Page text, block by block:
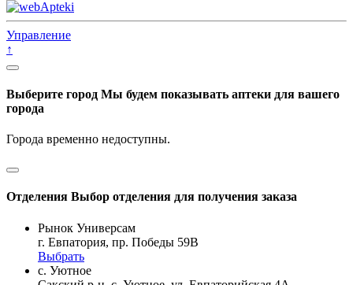
Управление
↑
Выберите город Мы будем показывать аптеки для вашего
города
Города временно недоступны.
Отделения Выбор отделения для получения заказа
Рынок Универсам
г. Евпатория, пр. Победы 59В
Выбрать
с. Уютное